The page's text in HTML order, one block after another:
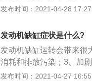
炮；2、发动机缺缸可导
动机负荷增大，车身抖动
发布时间：2021-04-28
发动机缺缸症状是什么?
发动机缺缸运转会带来很
消耗和排放污染；3、加
了缺缸现象可以导致汽车
发布时间：2021-04-27